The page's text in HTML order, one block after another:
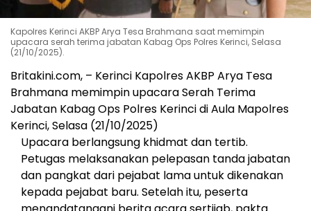
Kapolres Kerinci AKBP Arya Tesa Brahmana saat memimpin
upacara serah terima jabatan Kabag Ops Polres Kerinci, Selasa
(21/10/2025).
Britakini.com, – Kerinci Kapolres AKBP Arya Tesa
Brahmana memimpin upacara Serah Terima
Jabatan Kabag Ops Polres Kerinci di Aula Mapolres
Kerinci, Selasa (21/10/2025)
Upacara berlangsung khidmat dan tertib.
Petugas melaksanakan pelepasan tanda jabatan
dan pangkat dari pejabat lama untuk dikenakan
kepada pejabat baru. Setelah itu, peserta